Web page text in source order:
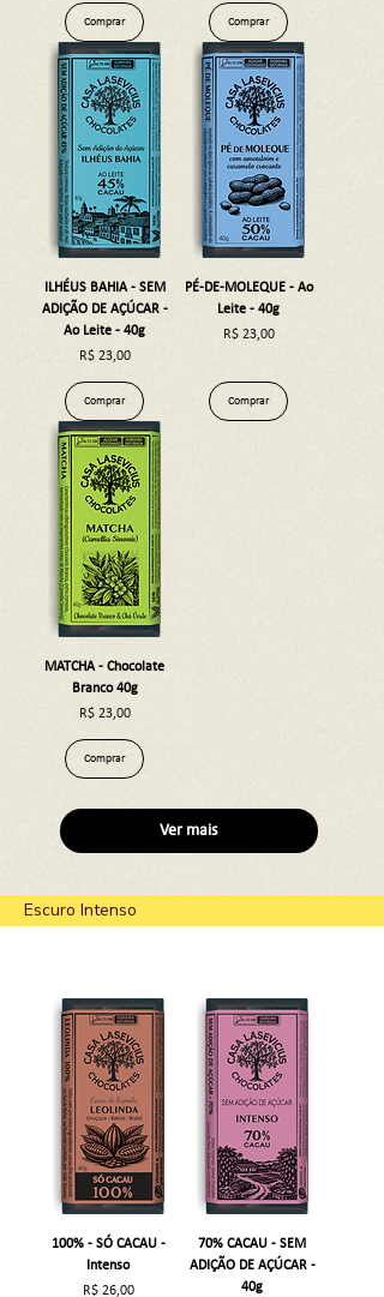
Comprar Comprar
ILHÉUS BAHIA - SEM
ADIÇÃO DE AÇÚCAR -
Ao Leite - 40g
Preço
R$ 23,00
Comprar
PÉ-DE-MOLEQUE - Ao
Leite - 40g
Preço
R$ 23,00
Comprar
MATCHA - Chocolate
Branco 40g
Preço
R$ 23,00
Comprar
Ver mais
Escuro Intenso
100% - SÓ CACAU -
Intenso
Preço
R$ 26,00
70% CACAU - SEM
ADIÇÃO DE AÇÚCAR -
40g